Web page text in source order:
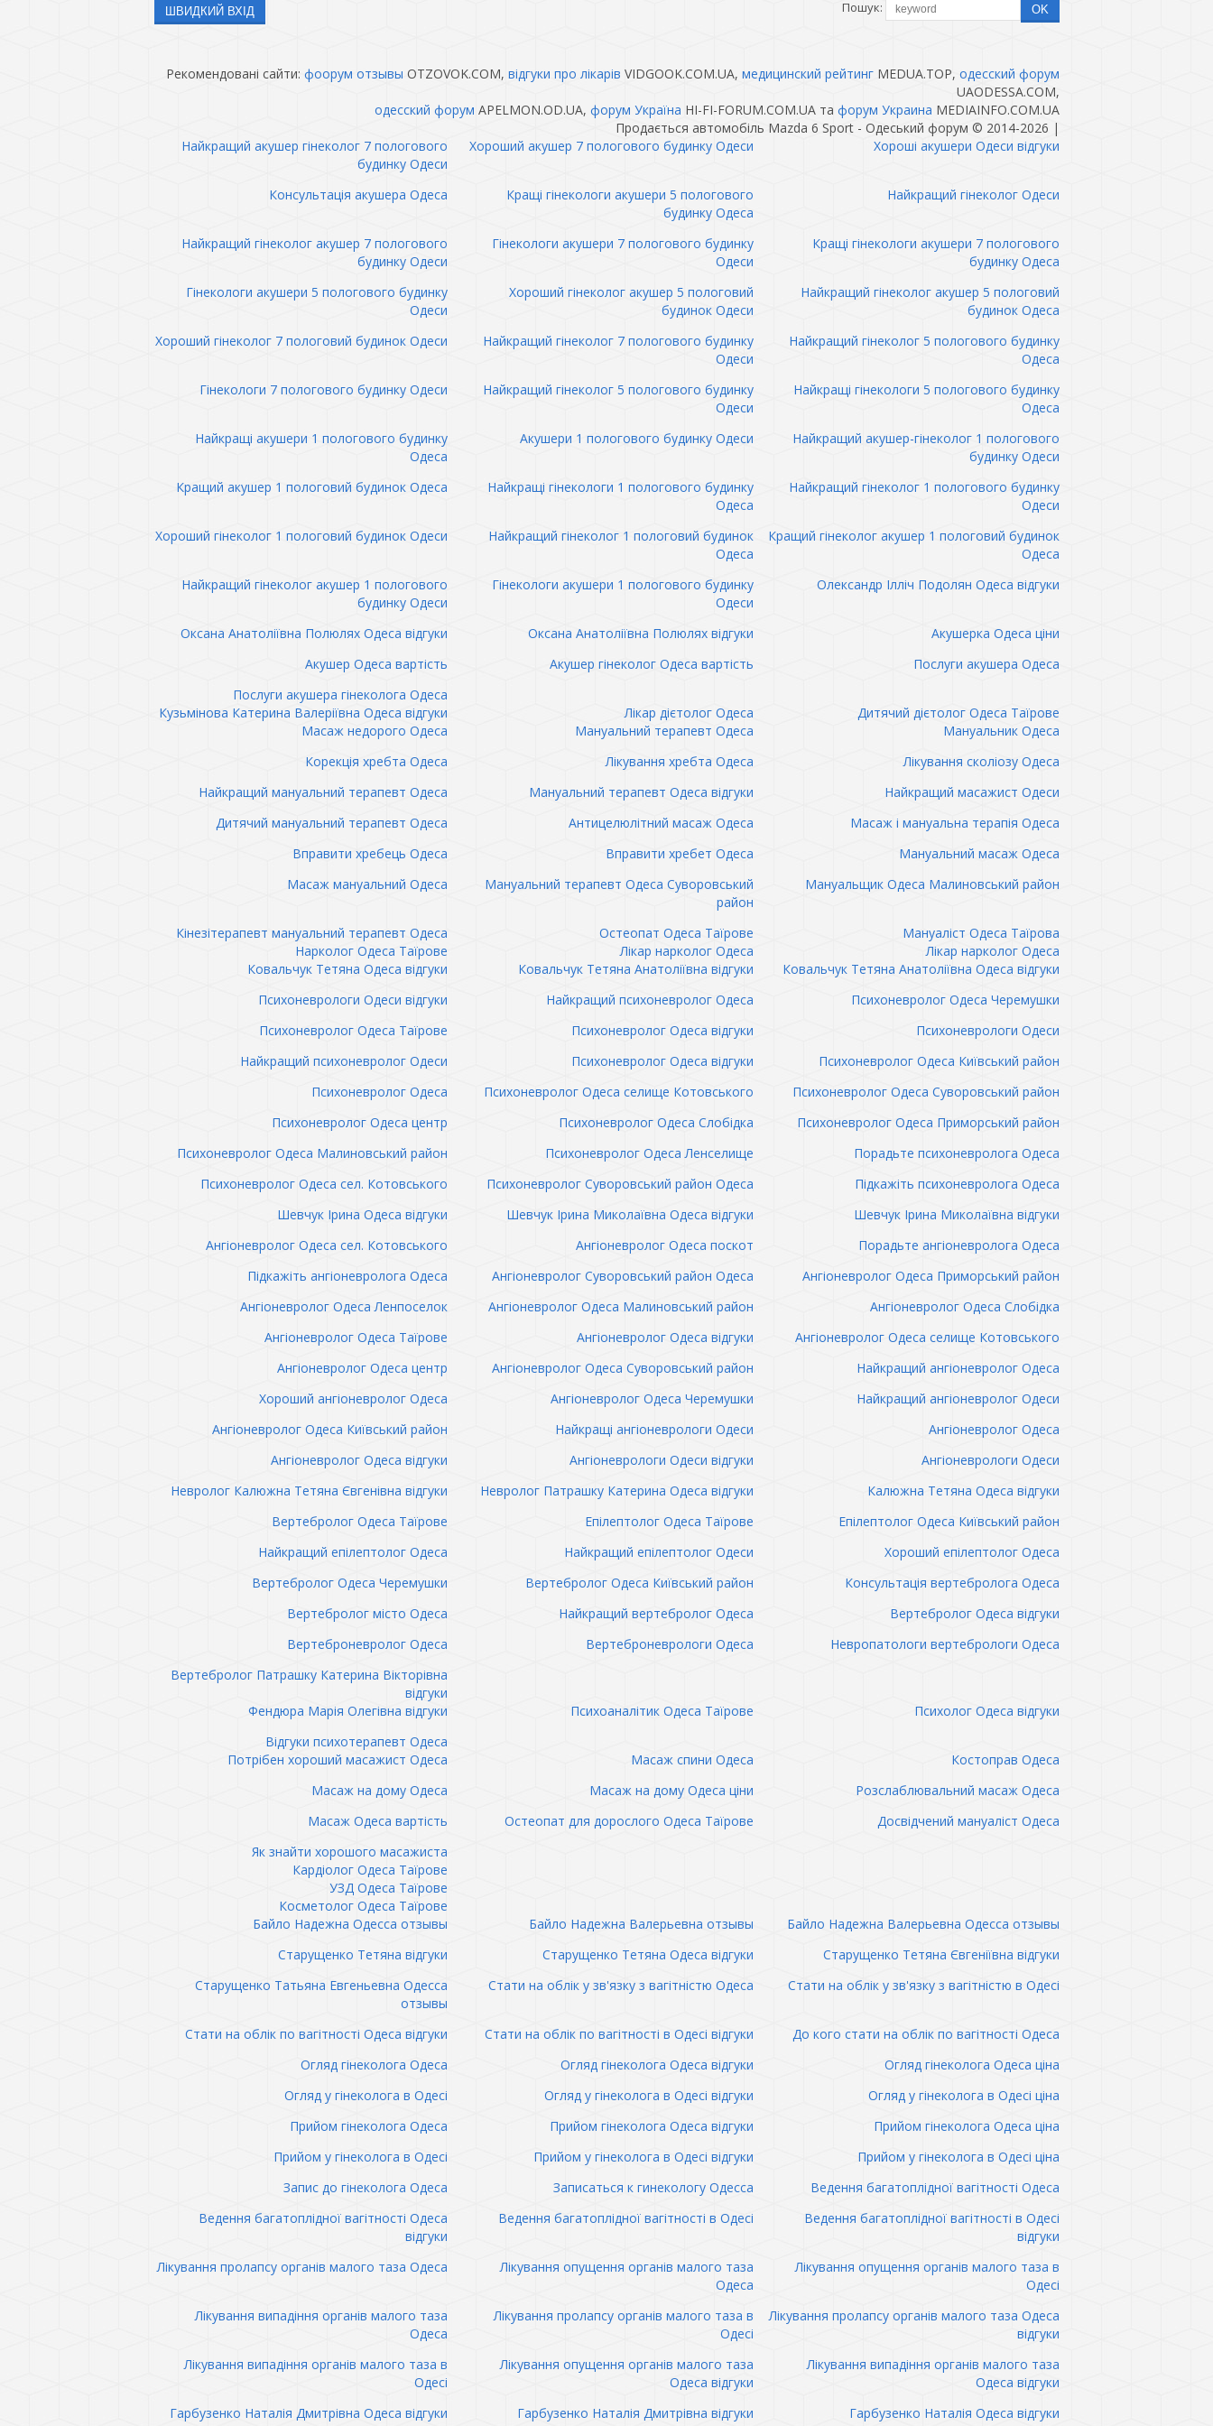
Пошук:
Рекомендовані сайти: фоорум отзывы OTZOVOK.COM, відгуки про лікарів VIDGOOK.COM.UA, медицинский рейтингMEDUA.TOP, одесский форум
UAODESSA.COM,
одесский форум APELMON.OD.UA, форум Україна HI-FI-FORUM.COM.UA та форум Украина MEDIAINFO.COM.UA
Продається автомобіль Mazda 6 Sport - Одеський форум © 2014-2026 |
Найкращий акушер гінеколог 7 пологового
будинку Одеси
Хороший акушер 7 пологового будинку Одеси Хороші акушери Одеси відгуки
Консультація акушера Одеса
Кращі гінекологи акушери 5 пологового
будинку Одеса
Найкращий гінеколог Одеси
Найкращий гінеколог акушер 7 пологового
будинку Одеси
Гінекологи акушери 7 пологового будинку
Одеси
Кращі гінекологи акушери 7 пологового
будинку Одеса
Гінекологи акушери 5 пологового будинку
Одеси
Хороший гінеколог акушер 5 пологовий
будинок Одеси
Найкращий гінеколог акушер 5 пологовий
будинок Одеса
Хороший гінеколог 7 пологовий будинок Одеси
Найкращий гінеколог 7 пологового будинку
Одеси
Найкращий гінеколог 5 пологового будинку
Одеса
Гінекологи 7 пологового будинку Одеси
Найкращий гінеколог 5 пологового будинку
Одеси
Найкращі гінекологи 5 пологового будинку
Одеса
Найкращі акушери 1 пологового будинку
Одеса
Акушери 1 пологового будинку Одеси
Найкращий акушер-гінеколог 1 пологового
будинку Одеси
Кращий акушер 1 пологовий будинок Одеса
Найкращі гінекологи 1 пологового будинку
Одеса
Найкращий гінеколог 1 пологового будинку
Одеси
Хороший гінеколог 1 пологовий будинок Одеси
Найкращий гінеколог 1 пологовий будинок
Одеса
Кращий гінеколог акушер 1 пологовий будинок
Одеса
Найкращий гінеколог акушер 1 пологового
будинку Одеси
Гінекологи акушери 1 пологового будинку
Одеси
Олександр Ілліч Подолян Одеса відгуки
Оксана Анатоліївна Полюлях Одеса відгуки Оксана Анатоліївна Полюлях відгуки
Акушерка Одеса ціни
Акушер Одеса вартість
Акушер гінеколог Одеса вартість
Послуги акушера Одеса
Послуги акушера гінеколога Одеса
Кузьмінова Катерина Валеріївна Одеса відгуки
Лікар дієтолог Одеса
Дитячий дієтолог Одеса Таїрове
Масаж недорого Одеса
Мануальний терапевт Одеса
Мануальник Одеса
Корекція хребта Одеса
Лікування хребта Одеса
Лікування сколіозу Одеса
Найкращий мануальний терапевт Одеса
Мануальний терапевт Одеса відгуки
Найкращий масажист Одеси
Дитячий мануальний терапевт Одеса
Антицелюлітний масаж Одеса
Масаж і мануальна терапія Одеса
Вправити хребець Одеса
Вправити хребет Одеса
Мануальний масаж Одеса
Масаж мануальний Одеса
Мануальний терапевт Одеса Суворовський
район
Мануальщик Одеса Малиновський район
Кінезітерапевт мануальний терапевт Одеса Остеопат Одеса Таїрове
Мануаліст Одеса Таїрова
Нарколог Одеса Таїрове
Лікар нарколог Одеса
Лікар нарколог Одеса
Ковальчук Тетяна Одеса відгуки
Ковальчук Тетяна Анатоліївна відгуки
Ковальчук Тетяна Анатоліївна Одеса відгуки
Психоневрологи Одеси відгуки
Найкращий психоневролог Одеса
Психоневролог Одеса Черемушки
Психоневролог Одеса Таїрове
Психоневролог Одеса відгуки
Психоневрологи Одеси
Найкращий психоневролог Одеси
Психоневролог Одеса відгуки
Психоневролог Одеса Київський район
Психоневролог Одеса
Психоневролог Одеса селище Котовського
Психоневролог Одеса Суворовський район
Психоневролог Одеса центр
Психоневролог Одеса Слобідка
Психоневролог Одеса Приморський район
Психоневролог Одеса Малиновський район
Психоневролог Одеса Ленселище
Порадьте психоневролога Одеса
Психоневролог Одеса сел. Котовського
Психоневролог Суворовський район Одеса
Підкажіть психоневролога Одеса
Шевчук Ірина Одеса відгуки
Шевчук Ірина Миколаївна Одеса відгуки
Шевчук Ірина Миколаївна відгуки
Ангіоневролог Одеса сел. Котовського
Ангіоневролог Одеса поскот
Порадьте ангіоневролога Одеса
Підкажіть ангіоневролога Одеса
Ангіоневролог Суворовський район Одеса
Ангіоневролог Одеса Приморський район
Ангіоневролог Одеса Ленпоселок
Ангіоневролог Одеса Малиновський район
Ангіоневролог Одеса Слобідка
Ангіоневролог Одеса Таїрове
Ангіоневролог Одеса відгуки
Ангіоневролог Одеса селище Котовського
Ангіоневролог Одеса центр
Ангіоневролог Одеса Суворовський район
Найкращий ангіоневролог Одеса
Хороший ангіоневролог Одеса
Ангіоневролог Одеса Черемушки
Найкращий ангіоневролог Одеси
Ангіоневролог Одеса Київський район
Найкращі ангіоневрологи Одеси
Ангіоневролог Одеса
Ангіоневролог Одеса відгуки
Ангіоневрологи Одеси відгуки
Ангіоневрологи Одеси
Невролог Калюжна Тетяна Євгенівна відгуки
Невролог Патрашку Катерина Одеса відгуки
Калюжна Тетяна Одеса відгуки
Вертебролог Одеса Таїрове
Епілептолог Одеса Таїрове
Епілептолог Одеса Київський район
Найкращий епілептолог Одеса
Найкращий епілептолог Одеси
Хороший епілептолог Одеса
Вертебролог Одеса Черемушки
Вертебролог Одеса Київський район
Консультація вертебролога Одеса
Вертебролог місто Одеса
Найкращий вертебролог Одеса
Вертебролог Одеса відгуки
Вертеброневролог Одеса
Вертеброневрологи Одеса
Невропатологи вертебрологи Одеса
Вертебролог Патрашку Катерина Вікторівна
відгуки
Фендюра Марія Олегівна відгуки
Психоаналітик Одеса Таїрове
Психолог Одеса відгуки
Відгуки психотерапевт Одеса
Потрібен хороший масажист Одеса
Масаж спини Одеса
Костоправ Одеса
Масаж на дому Одеса
Масаж на дому Одеса ціни
Розслаблювальний масаж Одеса
Масаж Одеса вартість
Остеопат для дорослого Одеса Таїрове
Досвідчений мануаліст Одеса
Як знайти хорошого масажиста
Кардіолог Одеса Таїрове
УЗД Одеса Таїрове
Косметолог Одеса Таїрове
Байло Надежна Одесса отзывы
Байло Надежна Валерьевна отзывы
Байло Надежна Валерьевна Одесса отзывы
Старущенко Тетяна відгуки
Старущенко Тетяна Одеса відгуки
Старущенко Тетяна Євгеніївна відгуки
Старущенко Татьяна Евгеньевна Одесса
отзывы
Стати на облік у зв'язку з вагітністю Одеса Стати на облік у зв'язку з вагітністю в Одесі
Стати на облік по вагітності Одеса відгуки Стати на облік по вагітності в Одесі відгуки
До кого стати на облік по вагітності Одеса
Огляд гінеколога Одеса
Огляд гінеколога Одеса відгуки
Огляд гінеколога Одеса ціна
Огляд у гінеколога в Одесі
Огляд у гінеколога в Одесі відгуки
Огляд у гінеколога в Одесі ціна
Прийом гінеколога Одеса
Прийом гінеколога Одеса відгуки
Прийом гінеколога Одеса ціна
Прийом у гінеколога в Одесі
Прийом у гінеколога в Одесі відгуки
Прийом у гінеколога в Одесі ціна
Запис до гінеколога Одеса
Записаться к гинекологу Одесса
Ведення багатоплідної вагітності Одеса
Ведення багатоплідної вагітності Одеса
відгуки
Ведення багатоплідної вагітності в Одесі
Ведення багатоплідної вагітності в Одесі
відгуки
Лікування пролапсу органів малого таза Одеса
Лікування опущення органів малого таза
Одеса
Лікування опущення органів малого таза в
Одесі
Лікування випадіння органів малого таза
Одеса
Лікування пролапсу органів малого таза в
Одесі
Лікування пролапсу органів малого таза Одеса
відгуки
Лікування випадіння органів малого таза в
Одесі
Лікування опущення органів малого таза
Одеса відгуки
Лікування випадіння органів малого таза
Одеса відгуки
Гарбузенко Наталія Дмитрівна Одеса відгуки
Гарбузенко Наталія Дмитрівна відгуки Гарбузенко Наталія Одеса відгуки